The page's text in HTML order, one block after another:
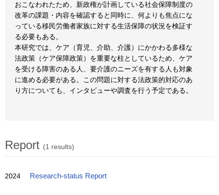
おこなわれたため、新政権が計画している社会保障制度の
改革の課題・内容を確認すると同時に、何よりも焦点にな
っている移民労働者家族に対する生活保障の状況を検証す
る必要もある。
本研究では、ケア（育児、介助、介護）にかかわる多様な
法政策（ケア保障政策）を重要な柱としているため、ケア
を受ける障害のある人、要介護のニーズを有する人も対象
に進める必要がある。この問題に対する法政策的対応のあ
り方についても、インタビューや調査を行う予定である。
Report (1 results)
2024 Research-status Report